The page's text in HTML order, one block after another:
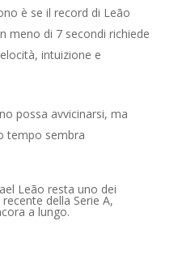
è se il record di Leão
meno di 7 secondi richiede
intuizione e
possa avvicinarsi, ma
tempo sembra
Leão resta uno dei
della Serie A,
a lungo.